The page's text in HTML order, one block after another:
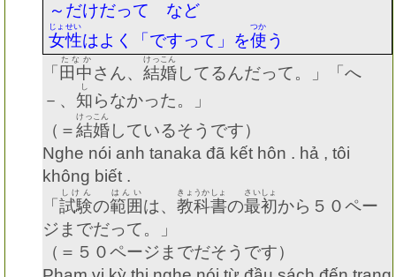
～だけだって など
女性
じょせい
はよく「ですって」を使
つか
う
「 田中
たなか
さん、 結婚
けっこん
してるんだって。」「へ
－、 知
し
らなかった。」
（＝結婚
けっこん
しているそうです）
Nghe nói anh tanaka đã kết hôn . hả , tôi
không biết .
「 試験
しけん
の範囲
はんい
は、 教科書
きょうかしょ
の最初
さいしょ
から５０ペー
ジまでだって。」
（＝５０ページまでだそうです）